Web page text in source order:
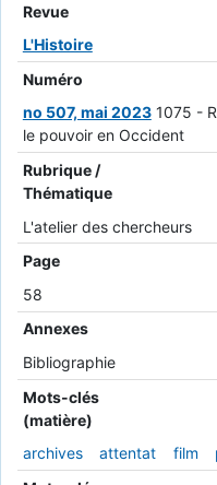
Revue
L'Histoire
Numéro
no 507, mai 2023 1075 -
le pouvoir en Occident
Rubrique /
Thématique
L'atelier des chercheurs
Page
58
Annexes
Bibliographie
Mots-clés
(matière)
archives
attentat film